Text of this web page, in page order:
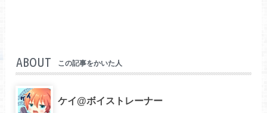
ABOUT この記事をかいた人
ケイ@ボイストレーナー